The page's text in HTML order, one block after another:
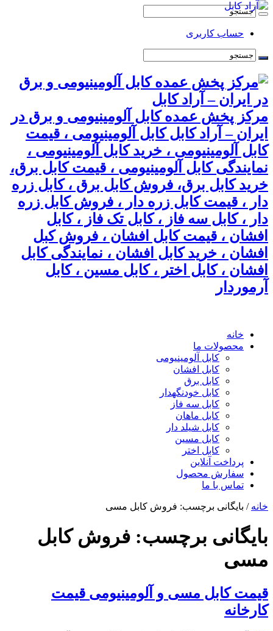
حساب کاربری
مرکز پخش عمده کابل آلومینیومی و برق در
ایران – آراد کابل کابل آلومینیومی ، قیمت
کابل آلومینیومی ، خرید کابل آلومینیومی ،
نمایندگی کابل آلومینیومی ، قیمت کابل برق،
خرید کابل برق، فروش کابل برق ، کابل زره
دار ، قیمت کابل زره دار ، فروش کابل زره
دار ، کابل سه فاز ، کابل تک فاز ، کابل
افشان ، قیمت کابل افشان ، فروش کبل
افشان ، خرید کابل افشان ، نمایندگی کابل
افشان ، کابل اختر ، کابل مسین ، کابل
آرموردار
خانه
محصولات ما
کابل آلومینیومی
کابل افشان
کابل برق
کابل خودنگهدار
کابل سه فاز
کابل ماهان
کابل شیلد دار
کابل مسین
کابل اختر
پرداخت آنلاین
سفارش محصول
تماس با ما
خانه / بایگانی برچسب: فروش کابل مسی
بایگانی برچسب: فروش کابل
مسی
قیمت کابل مسی و آلومینیومی قیمت
کارخانه